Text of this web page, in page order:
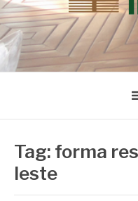
Dicas e Novidades sobre
Tag: forma
leste